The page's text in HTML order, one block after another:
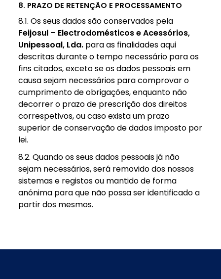
8. PRAZO DE RETENÇÃO E PROCESSAMENTO
8.1. Os seus dados são conservados pela
Feijosul – Electrodomésticos e Acessórios,
Unipessoal, Lda. para as finalidades aqui
descritas durante o tempo necessário para os
fins citados, exceto se os dados pessoais em
causa sejam necessários para comprovar o
cumprimento de obrigações, enquanto não
decorrer o prazo de prescrição dos direitos
correspetivos, ou caso exista um prazo
superior de conservação de dados imposto por
lei.
8.2. Quando os seus dados pessoais já não
sejam necessários, será removido dos nossos
sistemas e registos ou mantido de forma
anónima para que não possa ser identificado a
partir dos mesmos.